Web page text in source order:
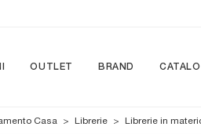
OUTLET BRAND
Casa > Librerie > Librerie in